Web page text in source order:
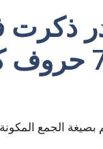
ذكرت
من 7 أحرف كلمة